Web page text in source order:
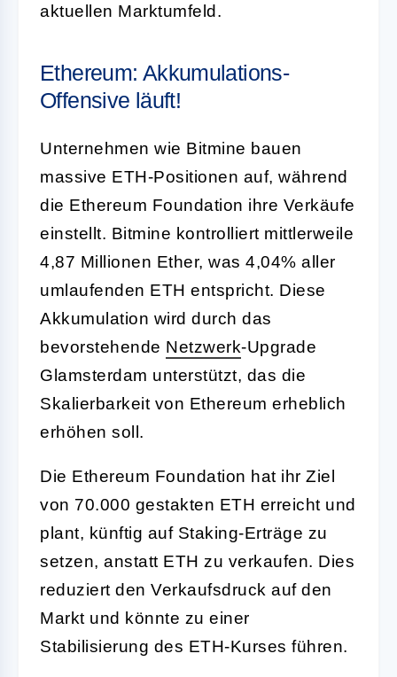
aktuellen Marktumfeld.
Ethereum: Akkumulations-
Offensive läuft!
Unternehmen wie Bitmine bauen
massive ETH-Positionen auf, während
die Ethereum Foundation ihre Verkäufe
einstellt. Bitmine kontrolliert mittlerweile
4,87 Millionen Ether, was 4,04% aller
umlaufenden ETH entspricht. Diese
Akkumulation wird durch das
bevorstehende Netzwerk-Upgrade
Glamsterdam unterstützt, das die
Skalierbarkeit von Ethereum erheblich
erhöhen soll.
Die Ethereum Foundation hat ihr Ziel
von 70.000 gestakten ETH erreicht und
plant, künftig auf Staking-Erträge zu
setzen, anstatt ETH zu verkaufen. Dies
reduziert den Verkaufsdruck auf den
Markt und könnte zu einer
Stabilisierung des ETH-Kurses führen.